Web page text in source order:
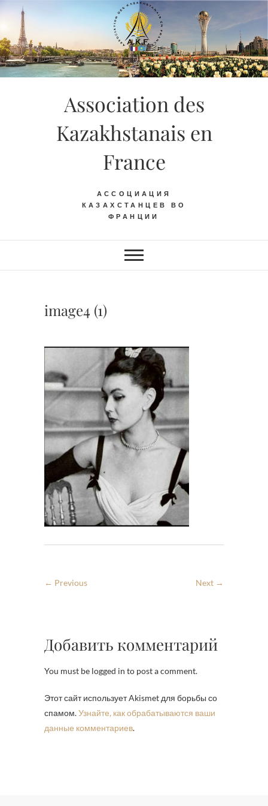
Skip
content
Association des
Kazakhstanais en
France
АССОЦИАЦИЯ
КАЗАХСТАНЦЕВ ВО
ФРАНЦИИ
image4 (1)
← Previous Next →
Добавить комментарий
You must be logged in to post a comment.
Этот сайт использует Akismet для борьбы со
спамом.Узнайте, как обрабатываются ваши
данные комментариев.